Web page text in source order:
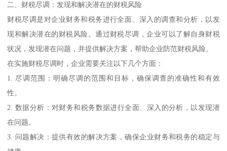
二、财税尽调：发现和解决潜在的财税风险
财税尽调是对企业财务和税务进行全面、深入的调查和分析，以发
现和解决潜在的财税风险。通过财税尽调，企业可以了解自身财税
状况，发现潜在问题，并提供解决方案，帮助企业防范财税风险。
在实施财税尽调时，企业需要关注以下几个方面：
1. 尽调范围：明确尽调的范围和目标，确保调查的准确性和有效
性。
2. 数据分析：对财务和税务数据进行全面、深入的分析，以发现潜
在问题。
3. 问题解决：提供有效的解决方案，确保企业财务和税务的稳定与